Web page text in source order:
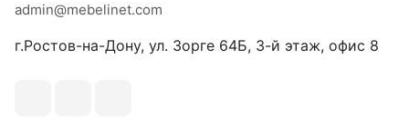
admin@mebelinet.com
г.Ростов-на-Дону, ул. Зорге 64Б, 3-й этаж, офис 8